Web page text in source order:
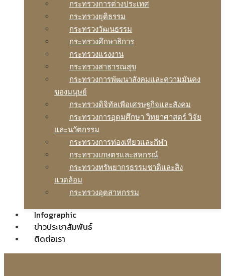
กระทรวงการต่างประเทศ
กระทรวงยุติธรรม
กระทรวงวัฒนธรรม
กระทรวงศึกษาธิการ
กระทรวงแรงงาน
กระทรวงสาธารณสุข
กระทรวงการพัฒนาสังคมและความมันคง
ของมนุษย์
กระทรวงดิจิทัลเพือเศรษฐกิจและสังคม
กระทรวงการอุดมศึกษา วิทยาศาสตร์ วิจัย
และนวัตกรรม
กระทรวงการท่องเทียวและกีฬา
กระทรวงเกษตรและสหกรณ์
กระทรวงทรัพยากรธรรมชาติและสิง
แวดล้อม
กระทรวงอุตสาหกรรม
Infographic
ข่าวประชาสัมพันธ์
ติดต่อเรา